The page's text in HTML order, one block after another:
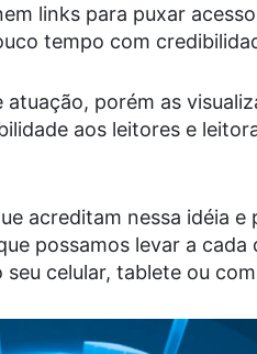
links para puxar
tempo com
porém as
aos leitores e
acreditam nessa idéia e
possamos levar a cada
celular, tablete ou